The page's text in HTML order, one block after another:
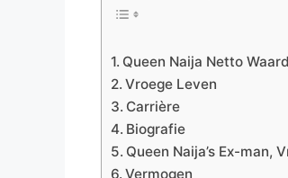
Queen Naija Netto
Vroege Leven
Carrière
Biografie
Queen Naija’s Ex-man,
Vermogen